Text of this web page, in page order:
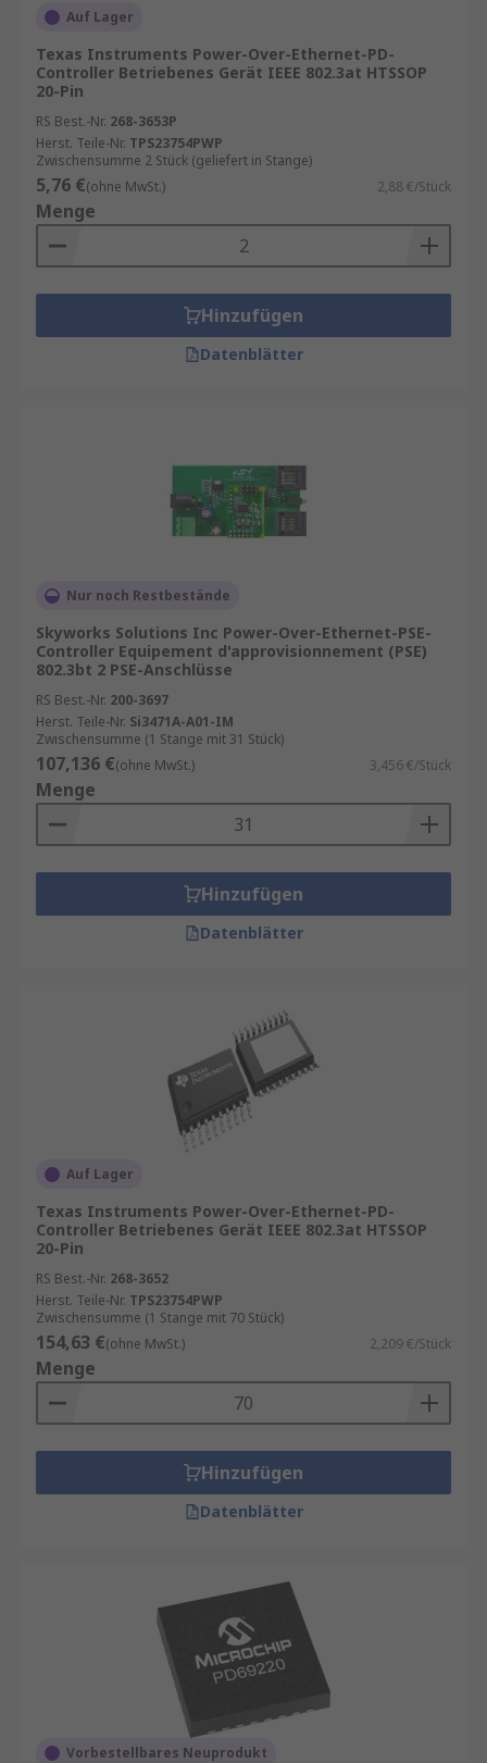
Auf Lager
Texas Instruments Power-Over-Ethernet-PD-
Controller Betriebenes Gerät IEEE 802.3at HTSSOP
20-Pin
RS Best.-Nr. 268-3653P
Herst. Teile-Nr. TPS23754PWP
Zwischensumme 2 Stück (geliefert in Stange)
5,76 €(ohne MwSt.) 2,88 €/Stück
Menge
Hinzufügen
Datenblätter
Nur noch Restbestände
Skyworks Solutions Inc Power-Over-Ethernet-PSE-
Controller Equipement d'approvisionnement (PSE)
802.3bt 2 PSE-Anschlüsse
RS Best.-Nr. 200-3697
Herst. Teile-Nr. Si3471A-A01-IM
Zwischensumme (1 Stange mit 31 Stück)
107,136 €(ohne MwSt.) 3,456 €/Stück
Menge
Hinzufügen
Datenblätter
Auf Lager
Texas Instruments Power-Over-Ethernet-PD-
Controller Betriebenes Gerät IEEE 802.3at HTSSOP
20-Pin
RS Best.-Nr. 268-3652
Herst. Teile-Nr. TPS23754PWP
Zwischensumme (1 Stange mit 70 Stück)
154,63 €(ohne MwSt.) 2,209 €/Stück
Menge
Hinzufügen
Datenblätter
Vorbestellbares Neuprodukt